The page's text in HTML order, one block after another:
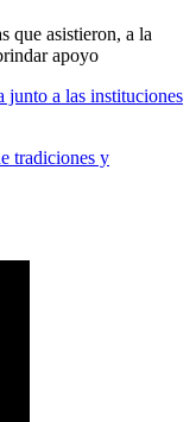
que asistieron, a la
apoyo
junto a las instituciones
tradiciones y